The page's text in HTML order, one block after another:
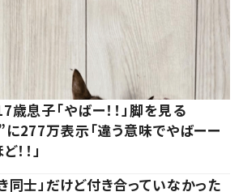
歳息子「やばー！！」脚を見る
277万表示「違う意味でやばーー
！！」
同士」だけど付き合っていなかった